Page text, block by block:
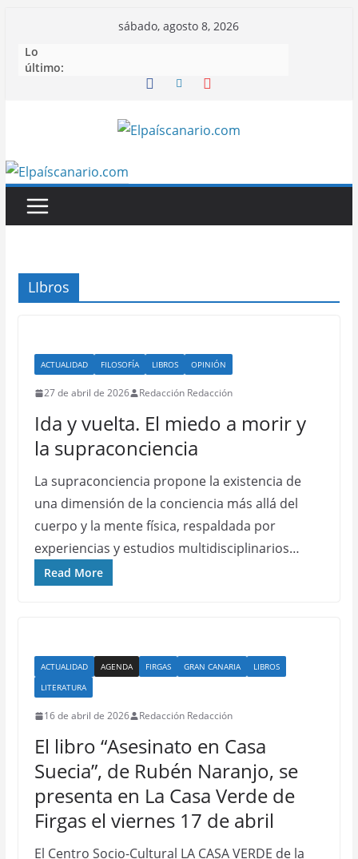
contenido
sábado, agosto 8, 2026
Lo
último:
LIbros
ACTUALIDAD FILOSOFÍA LIBROS OPINIÓN
27 de abril de 2026 Redacción Redacción
Ida y vuelta. El miedo a morir y
la supraconciencia
La supraconciencia propone la existencia de
una dimensión de la conciencia más allá del
cuerpo y la mente física, respaldada por
experiencias y estudios multidisciplinarios…
Read More
ACTUALIDAD AGENDA FIRGAS GRAN CANARIA
LIBROS
LITERATURA
16 de abril de 2026 Redacción Redacción
El libro “Asesinato en Casa
Suecia”, de Rubén Naranjo, se
presenta en La Casa Verde de
Firgas el viernes 17 de abril
El Centro Socio-Cultural LA CASA VERDE de la